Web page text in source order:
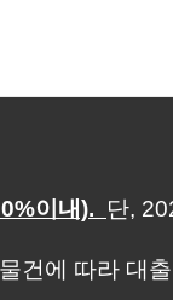
이내). 단,
에 따라 대